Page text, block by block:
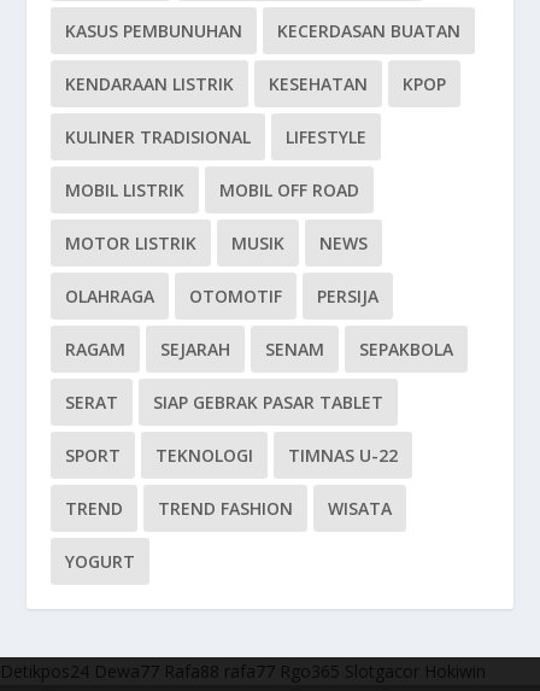
KASUS PEMBUNUHAN KECERDASAN BUATAN
KENDARAAN LISTRIK KESEHATAN KPOP
KULINER TRADISIONAL LIFESTYLE
MOBIL LISTRIK MOBIL OFF ROAD
MOTOR LISTRIK MUSIK NEWS
OLAHRAGA OTOMOTIF PERSIJA
RAGAM SEJARAH SENAM SEPAKBOLA
SERAT SIAP GEBRAK PASAR TABLET
SPORT TEKNOLOGI TIMNAS U-22
TREND TREND FASHION WISATA
YOGURT
Detikpos24 Dewa77 Rafa88 rafa77 Rgo365 Slotgacor Hokiwin